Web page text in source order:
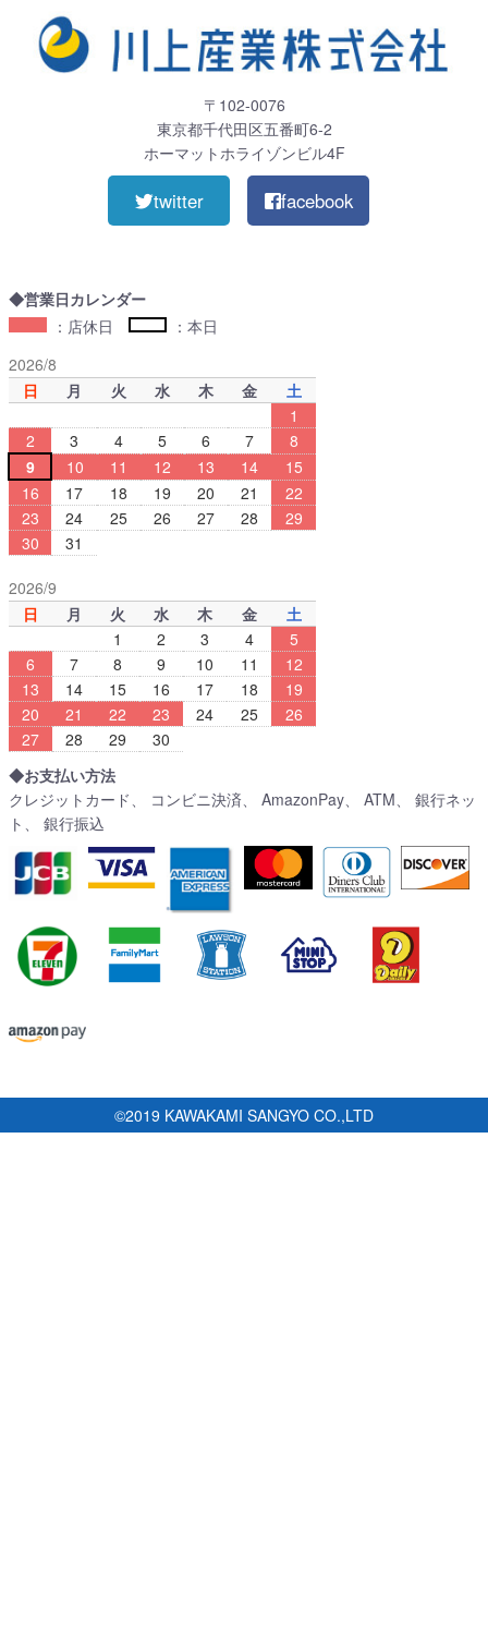
〒102-0076
東京都千代田区五番町6-2
ホーマットホライゾンビル4F
twitter facebook
◆営業日カレンダー
：店休日
：本日
2026/8
日
月 火 水 木 金
土
1
2
3 4 5 6 7
8
9
10 11 12 13 14
15
16
17 18 19 20 21
22
23
24 25 26 27 28
29
30
31
2026/9
日
月 火 水 木 金
土
1
2 3 4
5
6
7 8 9 10 11
12
13
14 15 16 17 18
19
20
21 22 23 24 25
26
27
28 29
30
◆お支払い方法
クレジットカード、 コンビニ決済、 AmazonPay、 ATM、 銀行ネッ
ト、 銀行振込
©2019 KAWAKAMI SANGYO CO.,LTD